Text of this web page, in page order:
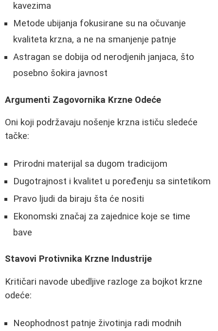
kavezima
Metode ubijanja fokusirane su na očuvanje
kvaliteta krzna, a ne na smanjenje patnje
Astragan se dobija od nerodjenih janjaca, što
posebno šokira javnost
Argumenti Zagovornika Krzne Odeće
Oni koji podržavaju nošenje krzna ističu sledeće
tačke:
Prirodni materijal sa dugom tradicijom
Dugotrajnost i kvalitet u poređenju sa sintetikom
Pravo ljudi da biraju šta će nositi
Ekonomski značaj za zajednice koje se time
bave
Stavovi Protivnika Krzne Industrije
Kritičari navode ubedljive razloge za bojkot krzne
odeće:
Neophodnost patnje životinja radi modnih